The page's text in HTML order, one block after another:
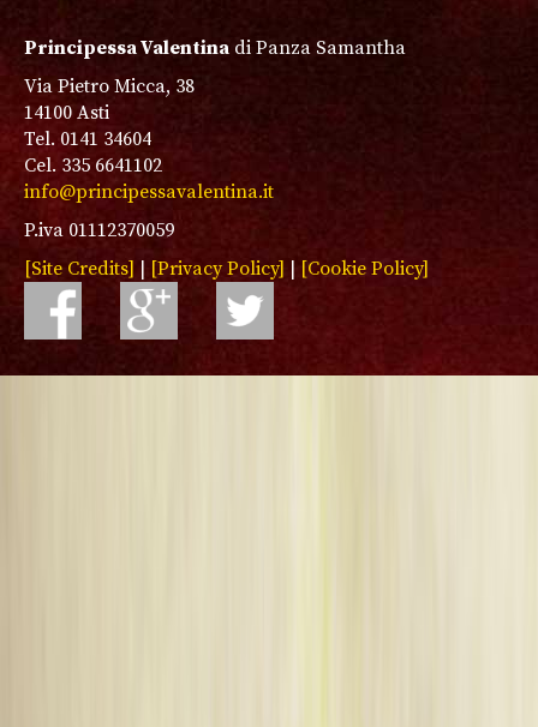
Principessa Valentina di Panza Samantha
Via Pietro Micca, 38
14100 Asti
Tel. 0141 34604
Cel. 335 6641102
info@principessavalentina.it
P.iva 01112370059
[Site Credits] | [Privacy Policy] | [Cookie Policy]